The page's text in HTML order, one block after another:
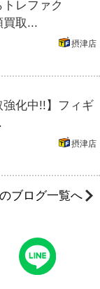
トレファク
買取...
摂津店
強化中!!】フィギ
摂津店
ブログ一覧へ